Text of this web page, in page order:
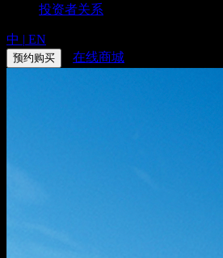
投资者关系
中 | EN
预约购买 在线商城